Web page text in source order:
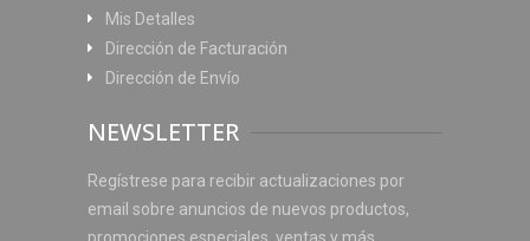
Mis Detalles
Dirección de Facturación
Dirección de Envío
NEWSLETTER
Regístrese para recibir actualizaciones por
email sobre anuncios de nuevos productos,